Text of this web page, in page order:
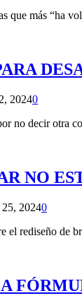
que más “ha
20240
no decir otra
NO
20240
el rediseño de